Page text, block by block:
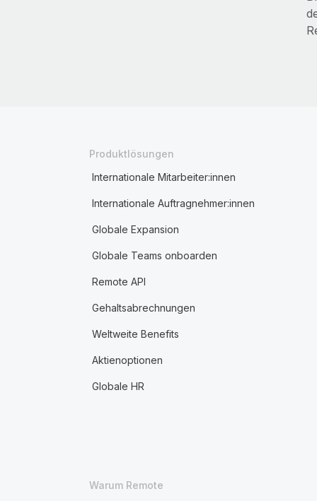
Produktlösungen
Internationale Mitarbeiter:innen
Internationale Auftragnehmer:innen
Globale Expansion
Globale Teams onboarden
Remote API
Gehaltsabrechnungen
Weltweite Benefits
Aktienoptionen
Globale HR
Warum Remote